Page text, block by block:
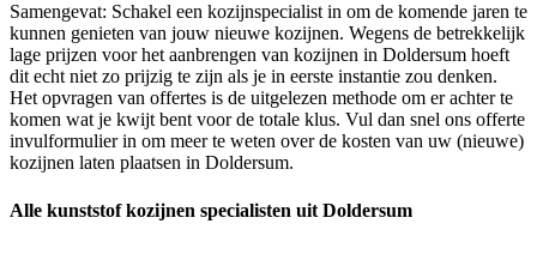
Samengevat: Schakel een kozijnspecialist in om de komende jaren te
kunnen genieten van jouw nieuwe kozijnen. Wegens de betrekkelijk
lage prijzen voor het aanbrengen van kozijnen in Doldersum hoeft
dit echt niet zo prijzig te zijn als je in eerste instantie zou denken.
Het opvragen van offertes is de uitgelezen methode om er achter te
komen wat je kwijt bent voor de totale klus. Vul dan snel ons offerte
invulformulier in om meer te weten over de kosten van uw (nieuwe)
kozijnen laten plaatsen in Doldersum.
Alle kunststof kozijnen specialisten uit Doldersum